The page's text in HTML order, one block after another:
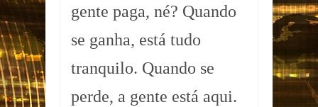
gente paga, né? Quando
se ganha, está tudo
tranquilo. Quando se
perde, a gente está aqui.